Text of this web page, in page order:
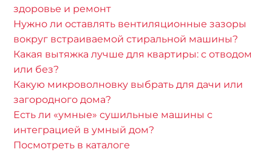
здоровье и ремонт
Нужно ли оставлять вентиляционные зазоры
вокруг встраиваемой стиральной машины?
Какая вытяжка лучше для квартиры: с отводом
или без?
Какую микроволновку выбрать для дачи или
загородного дома?
Есть ли «умные» сушильные машины с
интеграцией в умный дом?
Посмотреть в каталоге